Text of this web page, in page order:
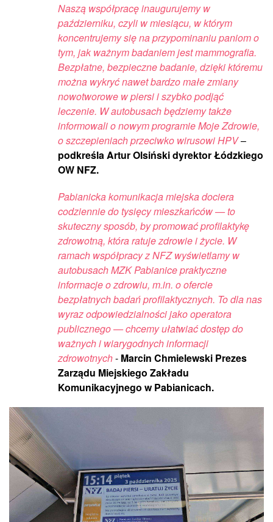
Naszą współpracę inaugurujemy w
październiku, czyli w miesiącu, w którym
koncentrujemy się na przypominaniu paniom o
tym, jak ważnym badaniem jest mammografia.
Bezpłatne, bezpieczne badanie, dzięki któremu
można wykryć nawet bardzo małe zmiany
nowotworowe w piersi i szybko podjąć
leczenie. W autobusach będziemy także
informowali o nowym programie Moje Zdrowie,
o szczepieniach przeciwko wirusowi HPV–
podkreśla Artur Olsiński dyrektor Łódzkiego
OW NFZ.
Pabianicka komunikacja miejska dociera
codziennie do tysięcy mieszkańców — to
skuteczny sposób, by promować profilaktykę
zdrowotną, która ratuje zdrowie i życie. W
ramach współpracy z NFZ wyświetlamy w
autobusach MZK Pabianice praktyczne
informacje o zdrowiu, m.in. o ofercie
bezpłatnych badań profilaktycznych. To dla nas
wyraz odpowiedzialności jako operatora
publicznego — chcemy ułatwiać dostęp do
ważnych i wiarygodnych informacji
zdrowotnych- Marcin Chmielewski Prezes
Zarządu Miejskiego Zakładu
Komunikacyjnego w Pabianicach.